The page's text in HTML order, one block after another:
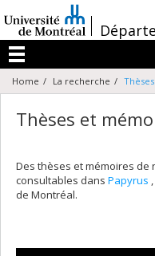
au
contenu
/
Menu
Home La recherche
Thèses et
Des thèses et mémoires
consultables dans Papyrus
de Montréal.